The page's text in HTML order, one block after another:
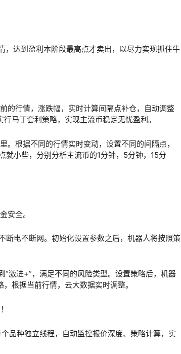
达到盈利本阶段最高点才卖出，以尽力实现抓住牛
的行情，涨跌幅，实时计算间隔点补仓，自动调整
行马丁套利策略，实现主流币稳定无忧盈利。
根据不同的行情实时变动，设置不同的间隔点，
就小些，分别分析主流币的1分钟，5分钟，15分
安全。
电不断网。初始化设置参数之后，机器人将按照策
激进+”，满足不同的风险类型。设置策略后，机器
根据当前行情，云大数据实时调整。
品种独立线程，自动监控报价深度、策略计算，实